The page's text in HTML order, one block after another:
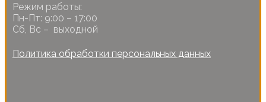
Режим работы:
Пн-Пт: 9:00 – 17:00
Сб, Вс – выходной
Политика обработки персональных данных